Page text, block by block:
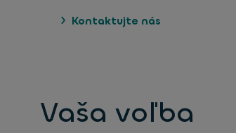
Kontaktujte nás
Vaša voľba